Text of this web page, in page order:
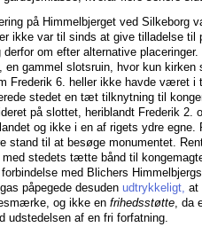
på Himmelbjerget ved Silkeborg
ikke var til sinds at give tilladelse til
derfor om efter alternative
en gammel slotsruin, hvor kun kirken
Frederik 6. heller ikke havde været i
stedet en tæt tilknytning til
på slottet, heriblandt Frederik 2.
og ikke i en af rigets ydre egne.
stand til at besøge monumentet.
stedets tætte bånd til
med Blichers
påpegede desuden udtrykkeligt, at
og ikke en frihedsstøtte, da
udstedelsen af en fri forfatning.